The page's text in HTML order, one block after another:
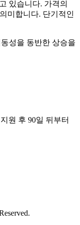
있습니다. 가격의
미합니다. 단기적인
성을 동반한 상승을
원 후 90일 뒤부터